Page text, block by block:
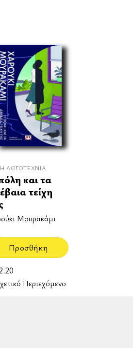
ΛΟΓΟΤΕΧΝΊΑ
και τα
τείχη
Μουρακάμι
Προσθήκη
Περιεχόμενο